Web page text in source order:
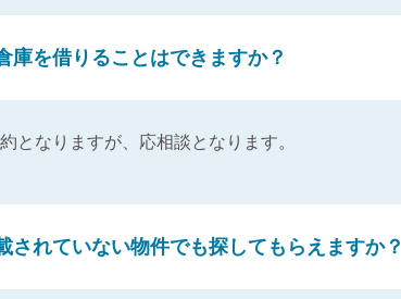
庫を借りることはできますか？
となりますが、応相談となります。
されていない物件でも探してもらえますか？